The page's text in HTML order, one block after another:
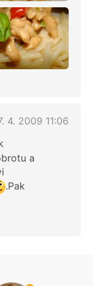
4. 2009 11:06
a
.Pak